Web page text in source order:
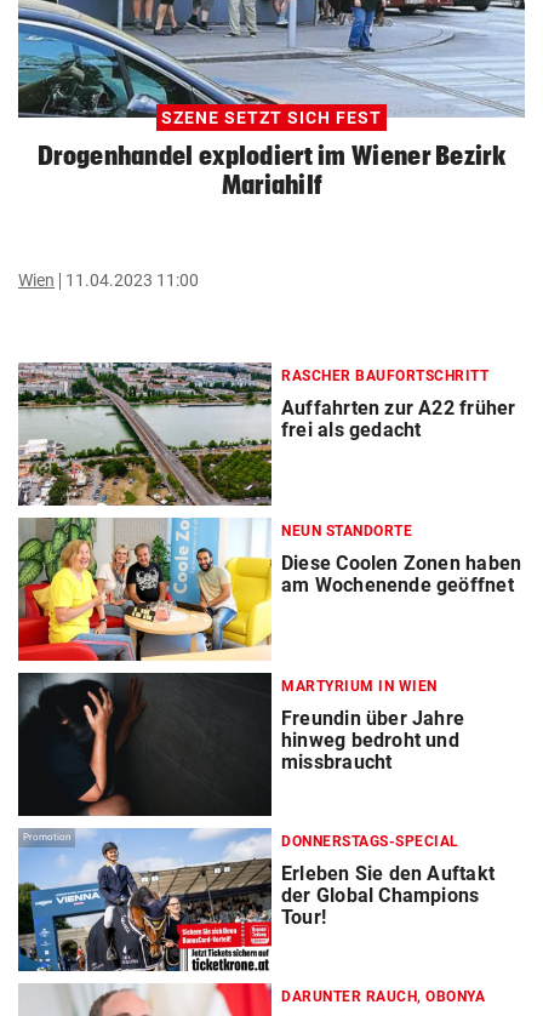
SZENE SETZT SICH FEST
Drogenhandel explodiert im Wiener Bezirk
Mariahilf
Wien 11.04.2023 11:00
RASCHER BAUFORTSCHRITT
Auffahrten zur A22 früher
frei als gedacht
NEUN STANDORTE
Diese Coolen Zonen haben
am Wochenende geöffnet
MARTYRIUM IN WIEN
Freundin über Jahre
hinweg bedroht und
missbraucht
Promotion DONNERSTAGS-SPECIAL
Erleben Sie den Auftakt
der Global Champions
Tour!
DARUNTER RAUCH, OBONYA